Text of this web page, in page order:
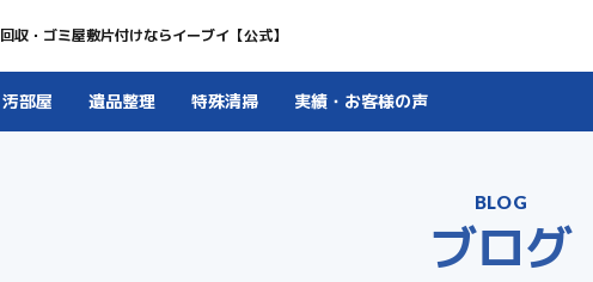
収・ゴミ屋敷片付けならイーブイ【公式】
部屋 遺品整理 特殊清掃 実績・お客様の声
BLOG
ブログ